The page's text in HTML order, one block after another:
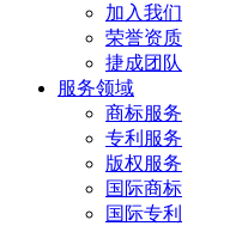
加入我们
荣誉资质
捷成团队
服务领域
商标服务
专利服务
版权服务
国际商标
国际专利